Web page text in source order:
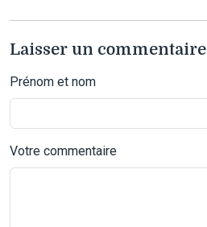
Laisser un commentaire
Prénom et nom
Votre commentaire